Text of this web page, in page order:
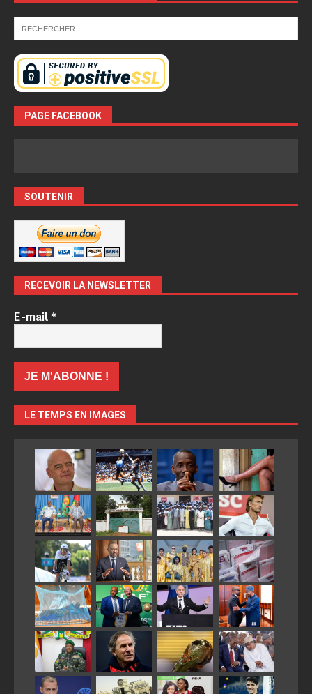
PAGE FACEBOOK
SOUTENIR
RECEVOIR LA NEWSLETTER
E-mail*
LE TEMPS EN IMAGES